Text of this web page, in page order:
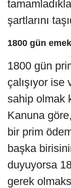
şartlarını
1800 gün
1800 gün
çalışıyor
sahip olmak
Kanuna
bir prim
başka
duyuyorsa
gerek